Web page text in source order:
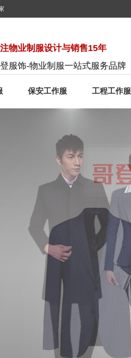
物业制服设计与销售15年
服饰-物业制服一站式服务品牌
保安工作服 工程工作服